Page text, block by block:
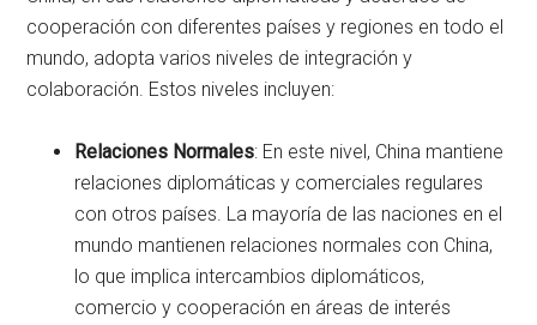
cooperación con diferentes países y regiones en todo el
mundo, adopta varios niveles de integración y
colaboración. Estos niveles incluyen:
Relaciones Normales: En este nivel, China mantiene
relaciones diplomáticas y comerciales regulares
con otros países. La mayoría de las naciones en el
mundo mantienen relaciones normales con China,
lo que implica intercambios diplomáticos,
comercio y cooperación en áreas de interés